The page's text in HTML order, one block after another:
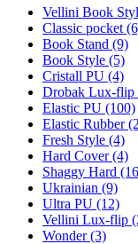
Vellini Book
Classic pocket
Book Stand (9)
Book Style (5)
Cristall PU (4)
Drobak Lux-flip
Elastic PU (100)
Elastic Rubber
Fresh Style (4)
Hard Cover (4)
Shaggy Hard
Ukrainian (9)
Ultra PU (12)
Vellini Lux-flip
Wonder (3)